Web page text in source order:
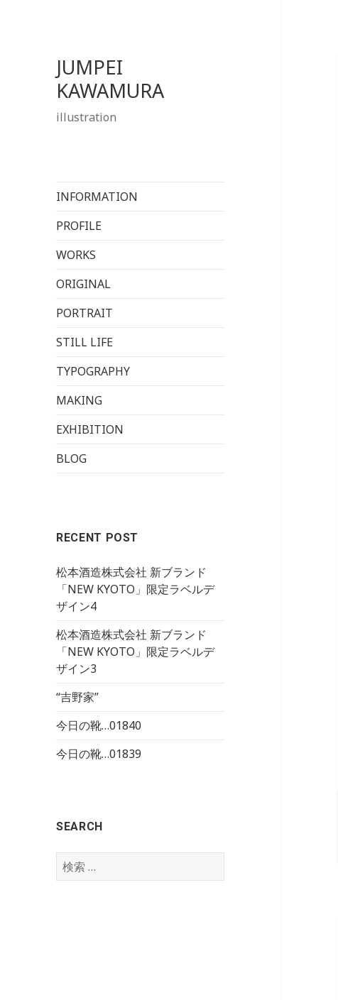
JUMPEI
KAWAMURA
illustration
INFORMATION
PROFILE
WORKS
ORIGINAL
PORTRAIT
STILL LIFE
TYPOGRAPHY
MAKING
EXHIBITION
BLOG
RECENT POST
松本酒造株式会社 新ブランド
「NEW KYOTO」限定ラベルデ
ザイン4
松本酒造株式会社 新ブランド
「NEW KYOTO」限定ラベルデ
ザイン3
“吉野家”
今日の靴…01840
今日の靴…01839
SEARCH
検
索